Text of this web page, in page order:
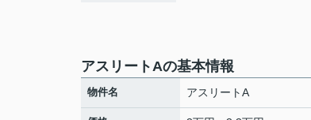
アスリートAの基本情報
物件名 アスリートA